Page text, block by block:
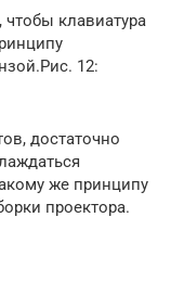
чтобы клавиатура
12:
достаточно
же принципу
проектора.